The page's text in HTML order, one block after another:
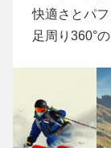
快適さとパ
足周り360°